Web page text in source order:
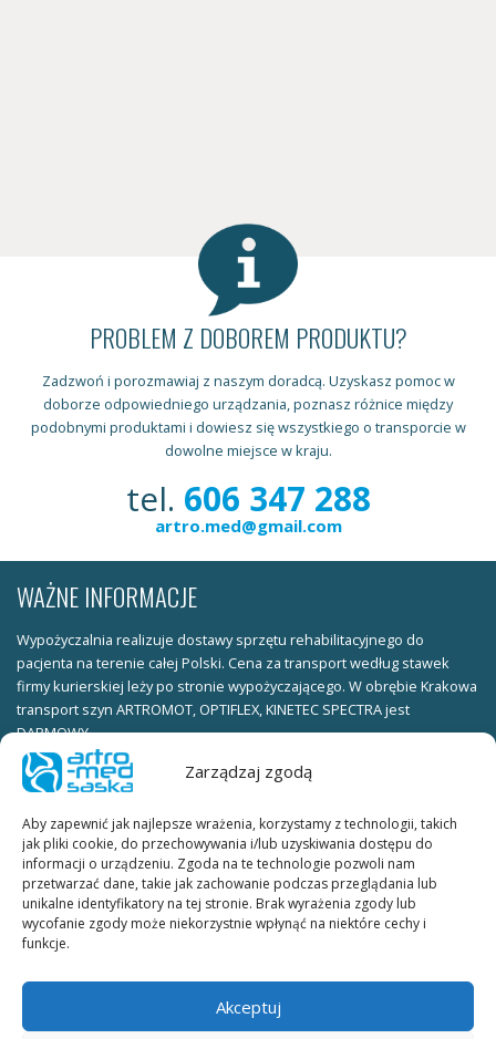
Zarządzaj zgodą
Aby zapewnić jak najlepsze wrażenia, korzystamy z technologii, takich
jak pliki cookie, do przechowywania i/lub uzyskiwania dostępu do
informacji o urządzeniu. Zgoda na te technologie pozwoli nam
przetwarzać dane, takie jak zachowanie podczas przeglądania lub
unikalne identyfikatory na tej stronie. Brak wyrażenia zgody lub
wycofanie zgody może niekorzystnie wpłynąć na niektóre cechy i
funkcje.
Akceptuj
PROBLEM Z DOBOREM PRODUKTU?
Zadzwoń i porozmawiaj z naszym doradcą. Uzyskasz pomoc w
doborze odpowiedniego urządzania, poznasz różnice między
podobnymi produktami i dowiesz się wszystkiego o transporcie w
dowolne miejsce w kraju.
tel. 606 347 288
artro.med@gmail.com
WAŻNE INFORMACJE
Wypożyczalnia realizuje dostawy sprzętu rehabilitacyjnego do
pacjenta na terenie całej Polski. Cena za transport według stawek
firmy kurierskiej leży po stronie wypożyczającego. W obrębie Krakowa
transport szyn ARTROMOT, OPTIFLEX, KINETEC SPECTRA jest
DARMOWY.
Warunki wypożyczania:
numer telefonu KUBE_FAX lub skan dowodu osobistego (obie strony)
należy wysłać na adres e-mail.
W celu ustalenia terminu wypożyczenia prosimy o kontakt
telefoniczny lub mailowy.
umowę wypożyczania szyn w dwóch egzemplarzach do podpisania
dostarcza firma kurierska wraz ze sprzętem.